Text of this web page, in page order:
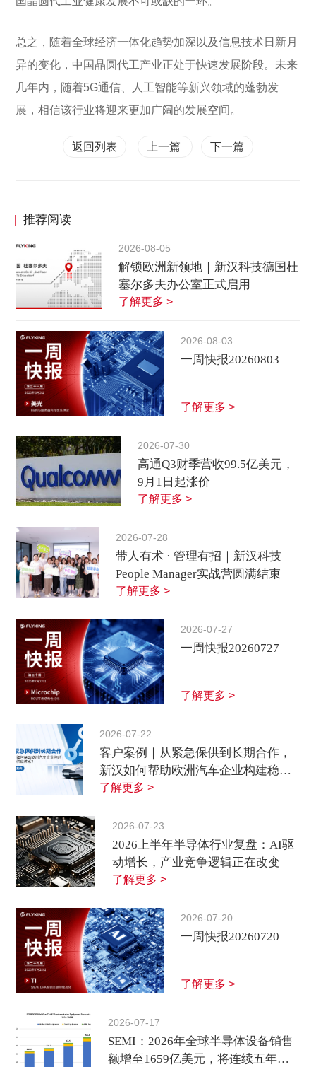
总之，随着全球经济一体化趋势加深以及信息技术日新月
异的变化，中国晶圆代工产业正处于快速发展阶段。未来
几年内，随着5G通信、人工智能等新兴领域的蓬勃发
展，相信该行业将迎来更加广阔的发展空间。
返回列表 上一篇 下一篇
推荐阅读
2026-08-05
解锁欧洲新领地｜新汉科技德国杜
塞尔多夫办公室正式启用
了解更多 >
2026-08-03
一周快报20260803
了解更多 >
2026-07-30
高通Q3财季营收99.5亿美元，
9月1日起涨价
了解更多 >
2026-07-28
带人有术 · 管理有招｜新汉科技
People Manager实战营圆满结束
了解更多 >
2026-07-27
一周快报20260727
了解更多 >
2026-07-22
客户案例｜从紧急保供到长期合作，
新汉如何帮助欧洲汽车企业构建稳定
供应体系？
了解更多 >
2026-07-23
2026上半年半导体行业复盘：AI驱
动增长，产业竞争逻辑正在改变
了解更多 >
2026-07-20
一周快报20260720
了解更多 >
2026-07-17
SEMI：2026年全球半导体设备销售
额增至1659亿美元，将连续五年增